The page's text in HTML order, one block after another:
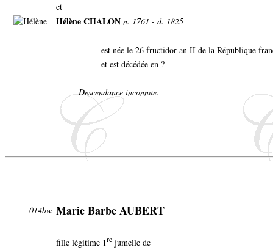
et
Hélène CHALON n. 1761 - d. 1825
est née le 26 fructidor an II de la République
et est décédée en ?
Descendance inconnue.
014bw. Marie Barbe AUBERT
fille légitime 1re jumelle de